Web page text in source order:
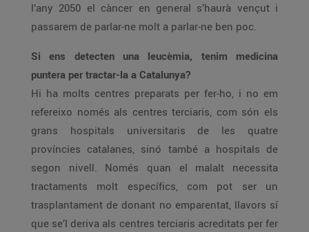
l’any 2050 el càncer en general s’haurà vençut i
passarem de parlar-ne molt a parlar-ne ben poc.
Si ens detecten una leucèmia, tenim medicina
puntera per tractar-la a Catalunya?
Hi ha molts centres preparats per fer-ho, i no em
refereixo només als centres terciaris, com són els
grans hospitals universitaris de les quatre
províncies catalanes, sinó també a hospitals de
segon nivell. Només quan el malalt necessita
tractaments molt específics, com pot ser un
trasplantament de donant no emparentat, llavors sí
que se’l deriva als centres terciaris acreditats per fer